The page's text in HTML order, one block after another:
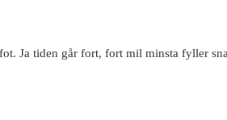
Ja tiden går fort, fort mil minsta fyller